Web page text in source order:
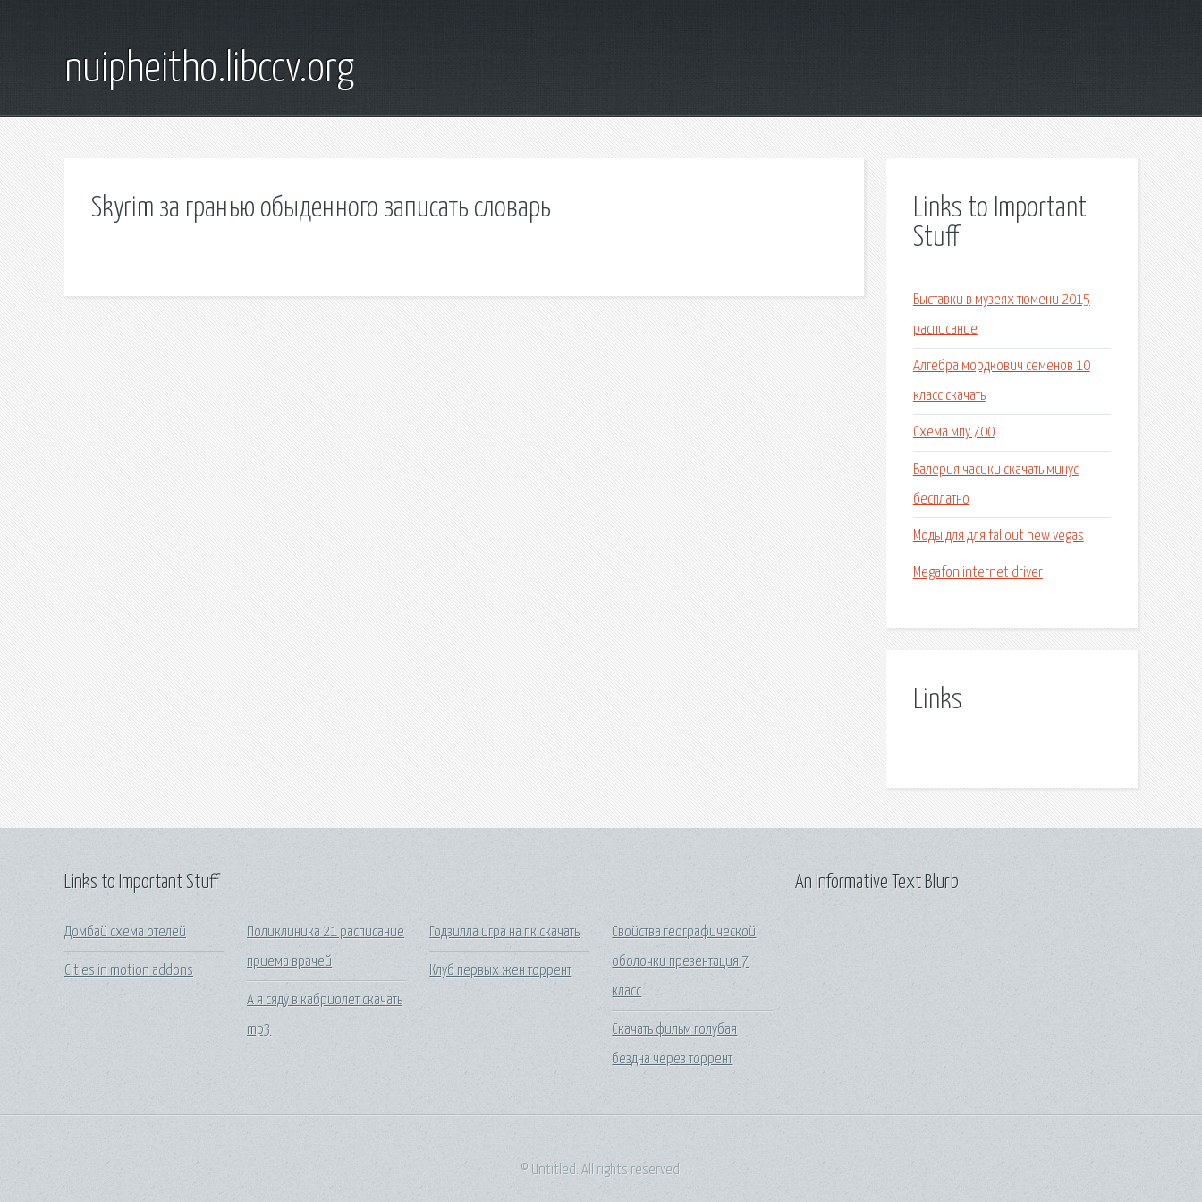
nuipheitho.libccv.org
Skyrim за гранью обыденного записать словарь
Links to Important
Stuff
Выставки в музеях тюмени 2015
расписание
Алгебра мордкович семенов 10
класс скачать
Схема мпу 700
Валерия часики скачать минус
бесплатно
Моды для для fallout new vegas
Megafon internet driver
Links
Links to Important Stuff
Домбай схема отелей
Cities in motion addons
Поликлиника 21 расписание
приема врачей
А я сяду в кабриолет скачать
mp3
Годзилла игра на пк скачать
Клуб первых жен торрент
Свойства географической
оболочки презентация 7
класс
Скачать фильм голубая
бездна через торрент
An Informative Text Blurb
© Untitled. All rights reserved.